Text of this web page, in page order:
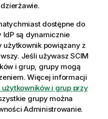
dostępne do
są dynamicznie
użytkownik powiązany z
Jeśli używasz SCIM
i grup, grupy mogą
Więcej informacji
i grup przy
grupy można
Administrowanie.